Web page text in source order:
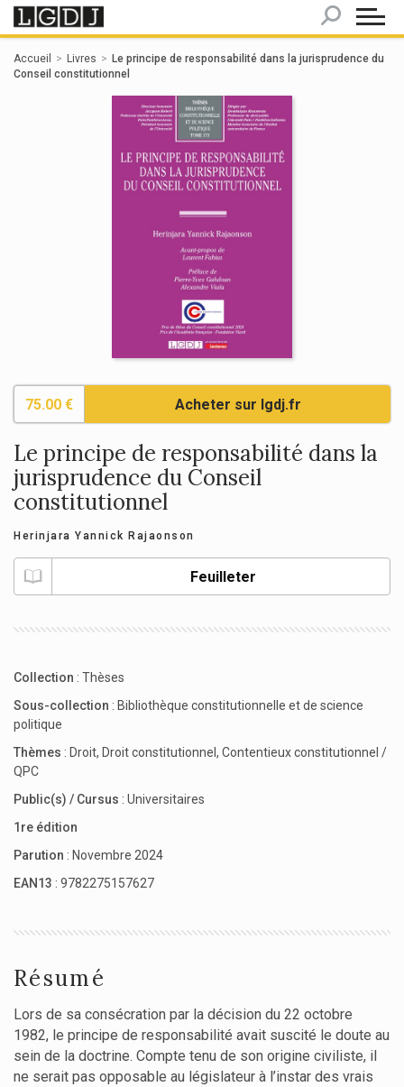
Accueil Livres
Le principe de responsabilité dans la jurisprudence du
Conseil constitutionnel
75.00 € Acheter sur lgdj.fr
Le principe de responsabilité dans la
jurisprudence du Conseil
constitutionnel
Herinjara Yannick Rajaonson
Feuilleter
Collection : Thèses
Sous-collection : Bibliothèque constitutionnelle et de science
politique
Thèmes : Droit, Droit constitutionnel, Contentieux constitutionnel /
QPC
Public(s) / Cursus : Universitaires
1re édition
Parution : Novembre 2024
EAN13 : 9782275157627
Résumé
Lors de sa consécration par la décision du 22 octobre
1982, le principe de responsabilité avait suscité le doute au
sein de la doctrine. Compte tenu de son origine civiliste, il
ne serait pas opposable au législateur à l’instar des vrais
Panneau de gestion des cookies